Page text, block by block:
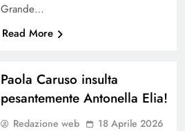
Grande…
Read More
Paola Caruso insulta
pesantemente Antonella Elia!
Redazione web
18 Aprile 2026